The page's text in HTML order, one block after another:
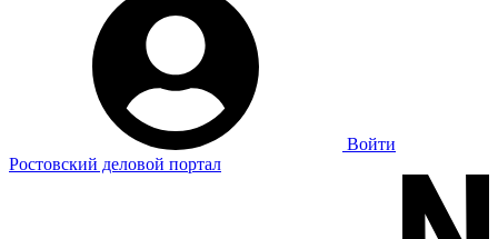
Войти
Ростовский деловой портал